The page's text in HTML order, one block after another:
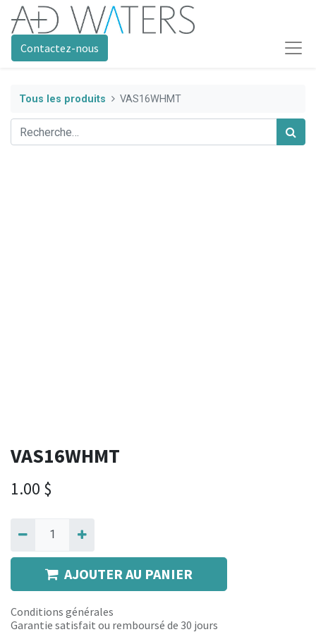
Contactez-nous
Tous les produits VAS16WHMT
VAS16WHMT
1.00 $
AJOUTER AU PANIER
Conditions générales
Garantie satisfait ou remboursé de 30 jours